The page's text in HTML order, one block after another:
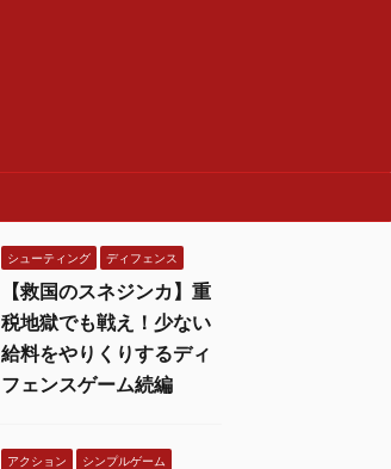
シューティング ディフェンス
【救国のスネジンカ】重
税地獄でも戦え！少ない
給料をやりくりするディ
フェンスゲーム続編
アクション シンプルゲーム